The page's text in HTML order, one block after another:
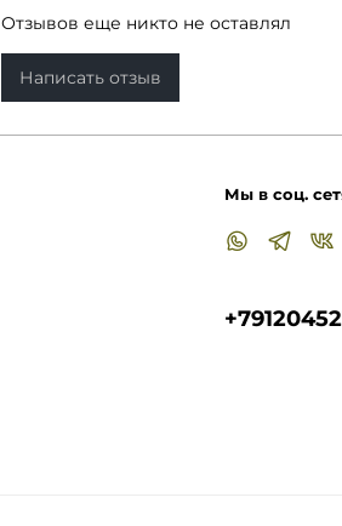
петроль, благородный винный,
небесно-голубой.
срок до 14 дней.
скорректировать по вашему
Отзывов еще никто не оставлял
Написать отзыв
Мы в соц.